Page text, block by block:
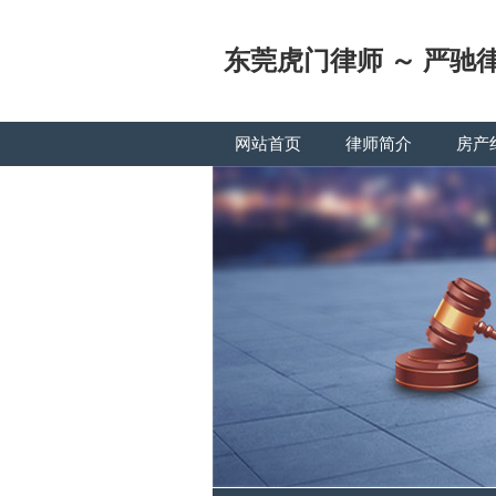
东莞虎门律师 ～ 严驰
网站首页 律师简介 房产